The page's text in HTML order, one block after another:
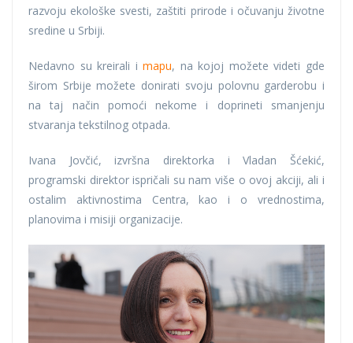
razvoju ekološke svesti, zaštiti prirode i očuvanju životne
sredine u Srbiji.
Nedavno su kreirali imapu, na kojoj možete videti gde
širom Srbije možete donirati svoju polovnu garderobu i
na taj način pomoći nekome i doprineti smanjenju
stvaranja tekstilnog otpada.
Ivana Jovčić, izvršna direktorka i Vladan Šćekić,
programski direktor ispričali su nam više o ovoj akciji, ali i
ostalim aktivnostima Centra, kao i o vrednostima,
planovima i misiji organizacije.